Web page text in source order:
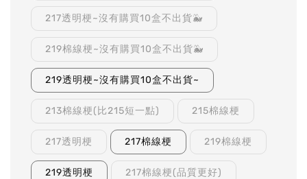
217透明梗~沒有購買10盒不出貨🐳
219棉線梗~沒有購買10盒不出貨🐳
219透明梗~沒有購買10盒不出貨~
213棉線梗(比215短一點) 215棉線梗
217透明梗 217棉線梗 219棉線梗
219透明梗 217棉線梗(品質更好)